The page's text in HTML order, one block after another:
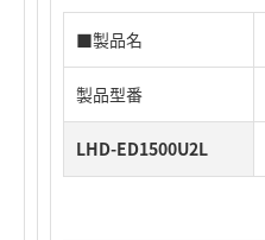
■製品名
製品型番
LHD-ED1500U2L